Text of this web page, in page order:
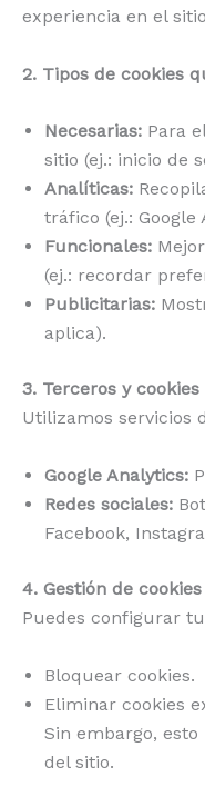
experiencia en el
2. Tipos de cookies
Necesarias: Para
sitio (ej.: inicio de
Analíticas:
tráfico (ej.: Google
Funcionales:
(ej.: recordar
Publicitarias:
aplica).
3. Terceros y cookies
Utilizamos servicios
Google Analytics:
Redes sociales:
Facebook,
4. Gestión de cookies
Puedes configurar
Bloquear cookies.
Eliminar cookies
Sin embargo,
del sitio.